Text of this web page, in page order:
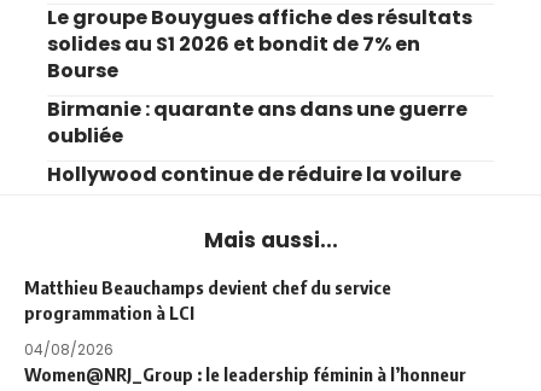
Le groupe Bouygues affiche des résultats
solides au S1 2026 et bondit de 7% en
Bourse
Birmanie : quarante ans dans une guerre
oubliée
Hollywood continue de réduire la voilure
Mais aussi...
Matthieu Beauchamps devient chef du service
programmation à LCI
04/08/2026
Women@NRJ_Group : le leadership féminin à l’honneur